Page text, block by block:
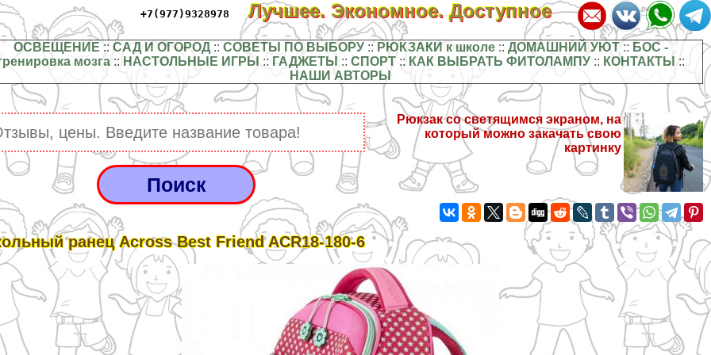
+7(977)9328978 Лучшее. Экономное. Доступное
ОСВЕЩЕНИЕ :: САД И ОГОРОД:: СОВЕТЫ ПО ВЫБОРУ:: РЮКЗАКИ к школе:: ДОМАШНИЙ УЮТ:: БОС -
мозга :: НАСТОЛЬНЫЕ ИГРЫ :: ГАДЖЕТЫ ::СПОРТ :: КАК ВЫБРАТЬ ФИТОЛАМПУ :: КОНТАКТЫ ::
НАШИ АВТОРЫ
Рюкзак со светящимся экраном, на
который можно закачать свою
картинку
ранец Across Best Friend ACR18-180-6